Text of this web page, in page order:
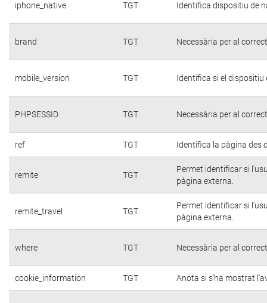
iphone_native TGT Identifica dispositiu de
brand TGT Necessària per al
mobile_version TGT Identifica si el dispositiu
PHPSESSID TGT Necessària per al
ref TGT Identifica la pàgina des
remite TGT
Permet identificar si
pàgina externa.
remite_travel TGT
Permet identificar si
pàgina externa.
where TGT Necessària per al
cookie_information TGT Anota si s'ha mostrat